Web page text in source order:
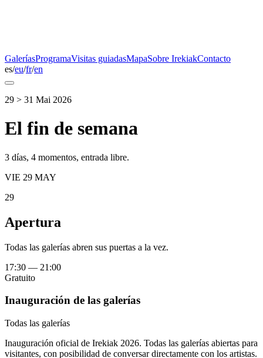
GaleríasProgramaVisitas guiadasMapaSobre IrekiakContacto
es/eu/fr/en
29 > 31 Mai 2026
El fin de semana
3 días, 4 momentos, entrada libre.
VIE 29 MAY
29
Apertura
Todas las galerías abren sus puertas a la vez.
17:30 — 21:00
Gratuito
Inauguración de las galerías
Todas las galerías
Inauguración oficial de Irekiak 2026. Todas las galerías abiertas para
visitantes, con posibilidad de conversar directamente con los artistas.